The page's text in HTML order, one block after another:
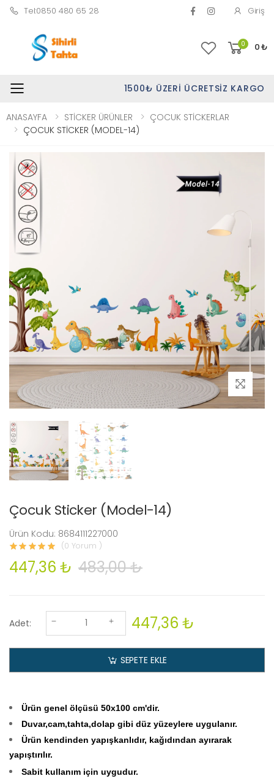
Tel:0850 480 65 28 Giriş
0 0₺
Toggle mobile menu1500₺ ÜZERI ÜCRETSIZ KARGO
ANASAYFA STİCKER ÜRÜNLER
ÇOCUK STİCKERLAR
ÇOCUK STİCKER (MODEL-14)
Çocuk Sticker (Model-14)
Ürün Kodu: 8684111227000
(0 Yorum )
447,36 ₺ 483,00 ₺
Adet: 447,36 ₺
SEPETE EKLE
Ürün genel ölçüsü 50x100 cm'dir.
Duvar,cam,tahta,dolap gibi düz yüzeylere uygulanır.
Ürün kendinden yapışkanlıdır, kağıdından ayırarak
yapıştırılır.
Sabit kullanım için uygudur.